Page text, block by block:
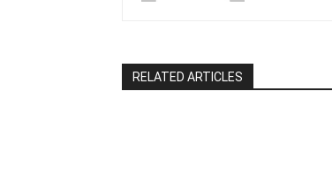
RELATED ARTICLES